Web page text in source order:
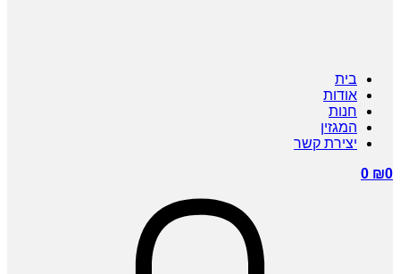
בית
אודות
חנות
המגזין
יצירת קשר
₪0
0